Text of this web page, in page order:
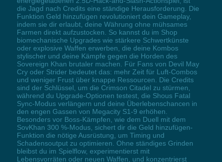
die Jagd nach Credits eine ständige Herausforderung. Die
Funktion Geld hinzufügen revolutioniert dein Gameplay,
indem sie dir erlaubt, deine Währung ohne mühsames
Farmen direkt aufzustocken. So kannst du im Shop
biomechanische Upgrades wie stärkere Schwertkünste
oder explosive Waffen erwerben, die deine Kombos
stylischer und deine Kämpfe gegen die Horden des
Sovereign Khan brutaler machen. Für Fans von Devil May
Cry oder Strider bedeutet das: mehr Zeit für Luft-Combos
und weniger Frust über knappe Ressourcen. Die Credits
sind der Schlüssel, um die Crimson Citadel zu stürmen,
während du Upgrade-Optionen testest, die Shous Fatal
Sync-Modus verlängern und deine Überlebenschancen in
den engen Gassen von Megacity S1-9 erhöhen.
Besonders vor Boss-Kämpfen, wie dem Duell mit dem
SovKhan 300 %-Modus, sichert dir die Geld hinzufügen-
Funktion die nötige Ausrüstung, um Timing und
Schadensoutput zu optimieren. Ohne ständiges Grinden
bleibst du im Spielflow, experimentierst mit
Lebensvorräten oder neuen Waffen, und konzentrierst